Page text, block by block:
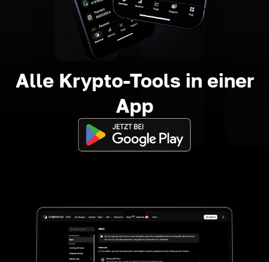
Alle Krypto-Tools in einer
App